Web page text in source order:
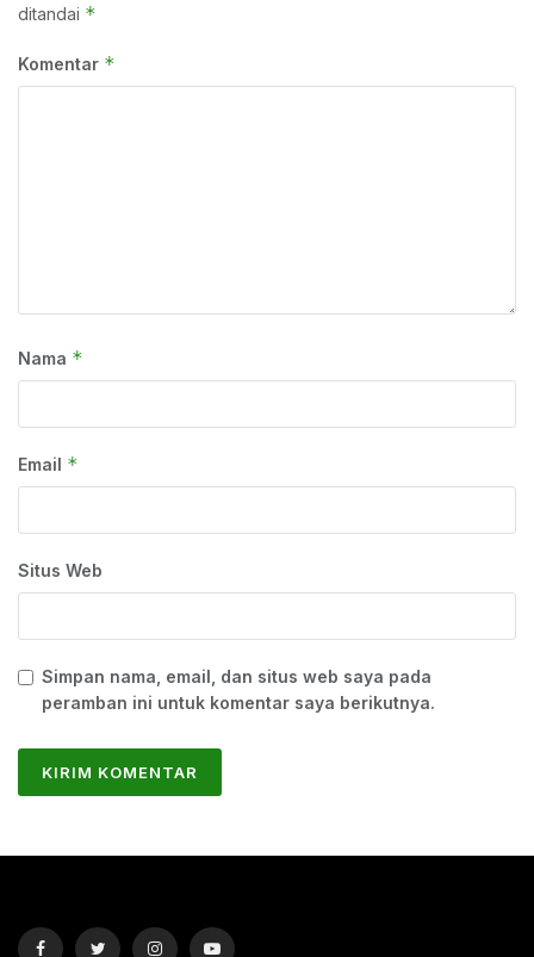
ditandai *
Komentar *
Nama *
Email *
Situs Web
Simpan nama, email, dan situs web saya pada
peramban ini untuk komentar saya berikutnya.